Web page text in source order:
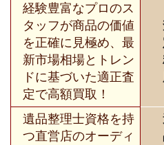
経験豊富なプロのス
タッフが商品の価値
を正確に見極め、最
新市場相場とトレン
ドに基づいた適正査
定で高額買取！
遺品整理士資格を持
つ直営店のオーディ